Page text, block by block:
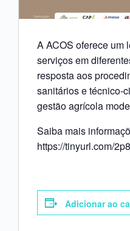
A ACOS oferece um
serviços em
resposta aos
sanitários etécnico-
gestão agrícola
Saiba mais
https://tinyurl.com/
Adicionar ao